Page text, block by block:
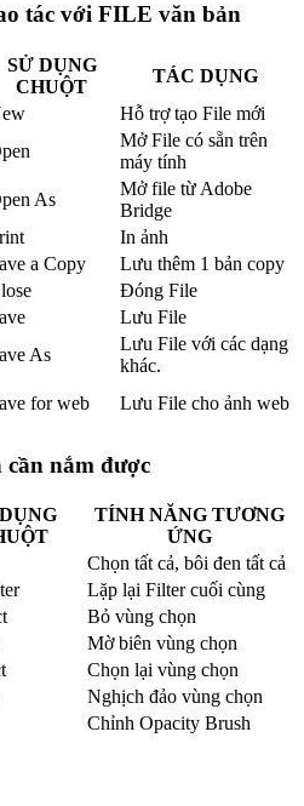
tác với FILE văn bản
SỬ DỤNG
CHUỘT
TÁC DỤNG
Hỗ trợ tạo File mới
Mở File có sẵn trên
máy tính
As
Mở file từ Adobe
Bridge
In ảnh
a Copy
Lưu thêm 1 bản copy
Đóng File
Lưu File
As
Lưu File với các dạng
khác.
for web Lưu File cho ảnh web
nắm được
TÍNH NĂNG TƯƠNG
ỨNG
Chọn tất cả, bôi đen tất cả
Lặp lại Filter cuối cùng
Bỏ vùng chọn
Mờ biên vùng chọn
Chọn lại vùng chọn
Nghịch đảo vùng chọn
Chỉnh Opacity Brush